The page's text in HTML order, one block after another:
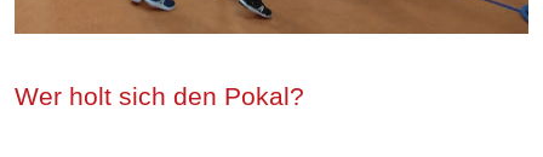
Wer holt sich den Pokal?